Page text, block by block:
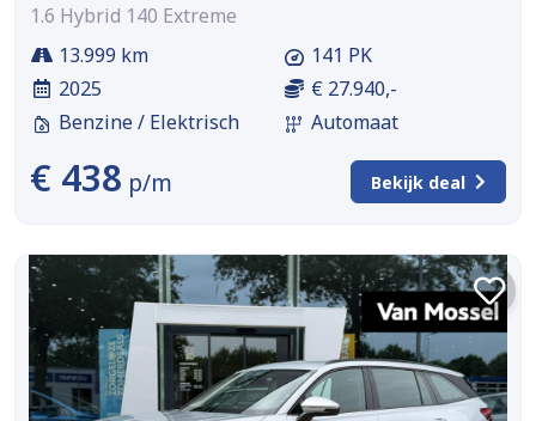
1.6 Hybrid 140 Extreme
13.999 km
2025
Benzine / Elektrisch
141 PK
€ 27.940,-
Automaat
€ 438 p/m Bekijk deal